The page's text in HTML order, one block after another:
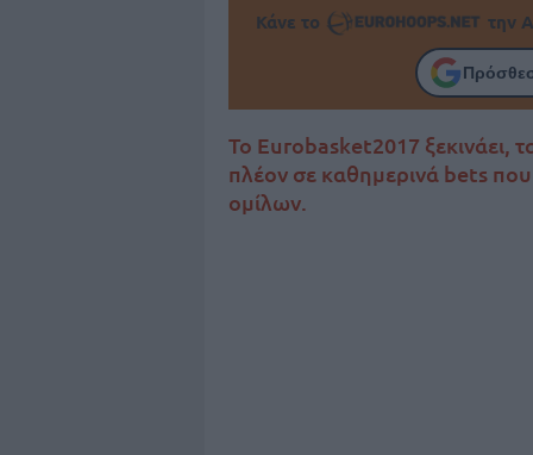
Κάνε το την
Το Eurobasket2017 ξεκινάει,
πλέον σε καθημερινά bets
ομίλων.